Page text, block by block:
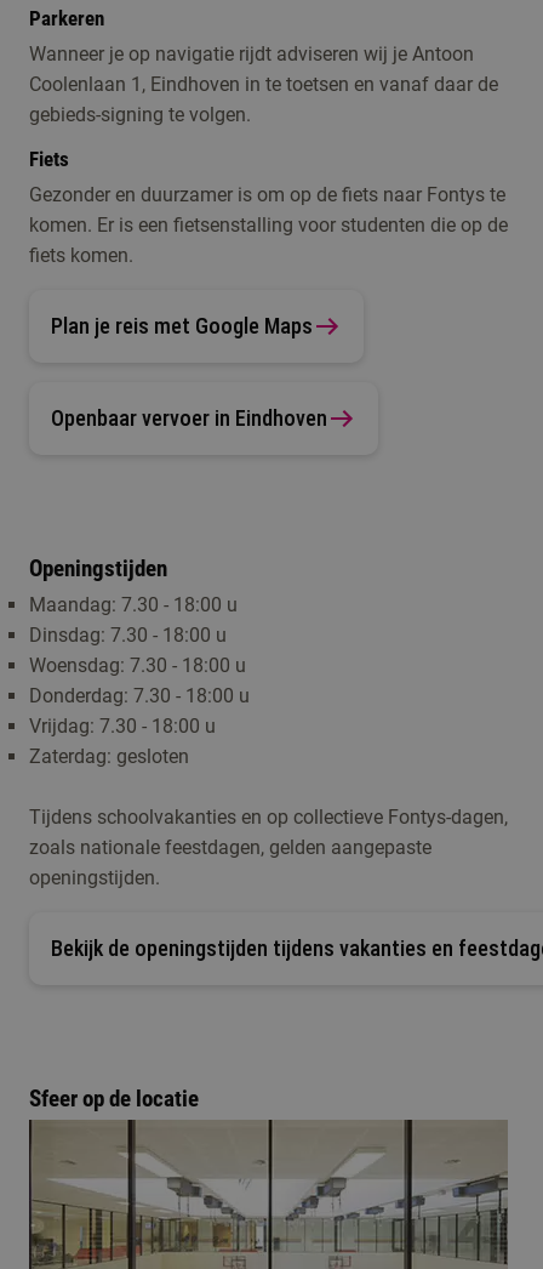
Parkeren
Wanneer je op navigatie rijdt adviseren wij je Antoon
Coolenlaan 1, Eindhoven in te toetsen en vanaf daar de
gebieds-signing te volgen.
Fiets
Gezonder en duurzamer is om op de fiets naar Fontys te
komen. Er is een fietsenstalling voor studenten die op de
fiets komen.
Plan je reis met Google Maps
Openbaar vervoer in Eindhoven
Openingstijden
Maandag: 7.30 - 18:00 u
Dinsdag: 7.30 - 18:00 u
Woensdag: 7.30 - 18:00 u
Donderdag: 7.30 - 18:00 u
Vrijdag: 7.30 - 18:00 u
Zaterdag: gesloten
Tijdens schoolvakanties en op collectieve Fontys-dagen,
zoals nationale feestdagen, gelden aangepaste
openingstijden.
Bekijk de openingstijden tijdens vakanties en
Sfeer op de locatie